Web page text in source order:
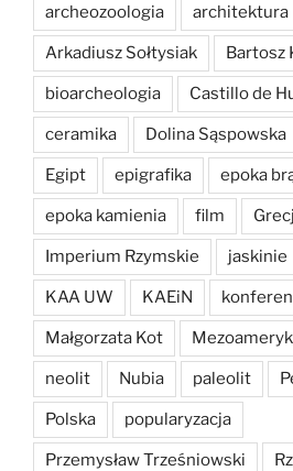
archeozoologia architektura
Arkadiusz Sołtysiak Bartosz
bioarcheologia Castillo de
ceramika Dolina Sąspowska
Egipt epigrafika epoka
epoka kamienia film
Imperium Rzymskie jaskinie
KAA UW KAEiN
Małgorzata Kot
neolit Nubia paleolit
Polska popularyzacja
Przemysław Trześniowski